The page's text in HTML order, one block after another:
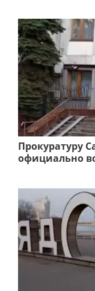
Прокуратуру
официально